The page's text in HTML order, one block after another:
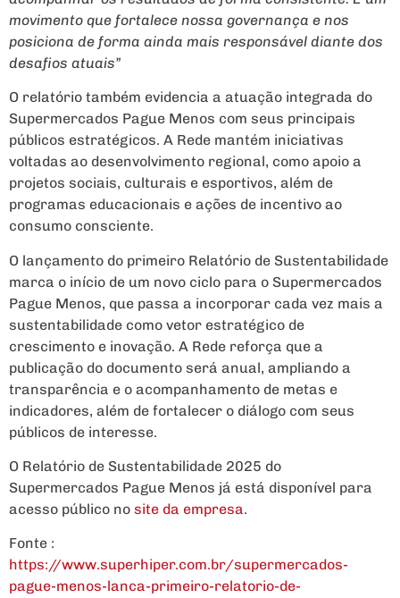
movimento que fortalece nossa governança e nos
posiciona de forma ainda mais responsável diante dos
desafios atuais”
O relatório também evidencia a atuação integrada do
Supermercados Pague Menos com seus principais
públicos estratégicos. A Rede mantém iniciativas
voltadas ao desenvolvimento regional, como apoio a
projetos sociais, culturais e esportivos, além de
programas educacionais e ações de incentivo ao
consumo consciente.
O lançamento do primeiro Relatório de Sustentabilidade
marca o início de um novo ciclo para o Supermercados
Pague Menos, que passa a incorporar cada vez mais a
sustentabilidade como vetor estratégico de
crescimento e inovação. A Rede reforça que a
publicação do documento será anual, ampliando a
transparência e o acompanhamento de metas e
indicadores, além de fortalecer o diálogo com seus
públicos de interesse.
O Relatório de Sustentabilidade 2025 do
Supermercados Pague Menos já está disponível para
acesso público no site da empresa.
Fonte :
https://www.superhiper.com.br/supermercados-
pague-menos-lanca-primeiro-relatorio-de-